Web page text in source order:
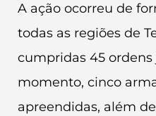
A ação ocorreu de
todas as regiões de
cumpridas 45
momento, cinco
apreendidas, além